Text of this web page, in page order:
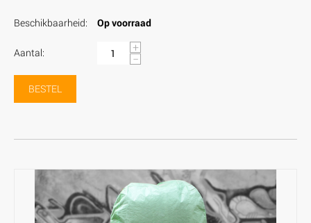
Beschikbaarheid: Op voorraad
Aantal:
+
−
BESTEL